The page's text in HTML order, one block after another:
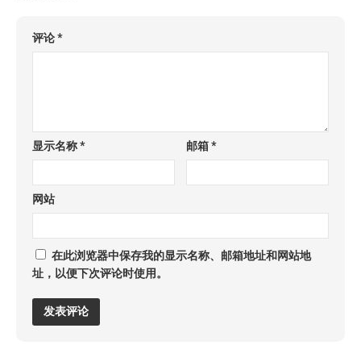
评论*
显示名称* 邮箱*
网站
在此浏览器中保存我的显示名称、邮箱地址和网站地
址，以便下次评论时使用。